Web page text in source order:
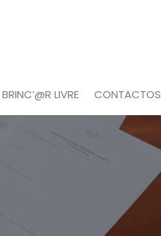
BRINC’@R LIVRE CONTACTOS